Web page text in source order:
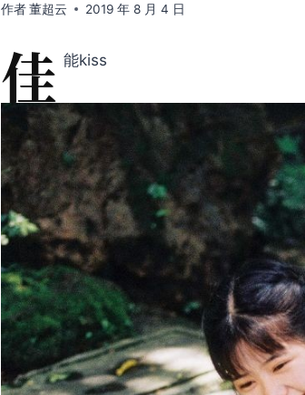
作者董超云 2019 年 8 月 4 日
佳 能kiss